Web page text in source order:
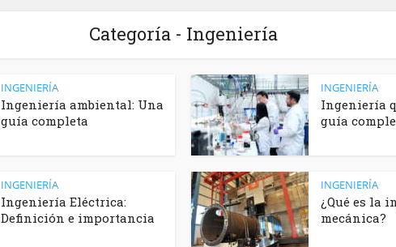
Categoría - Ingeniería
INGENIERÍA
Ingeniería ambiental: Una
guía completa
INGENIERÍA
Ingeniería
guía
INGENIERÍA
Ingeniería Eléctrica:
Definición e importancia
INGENIERÍA
¿Qué es la
mecánica?